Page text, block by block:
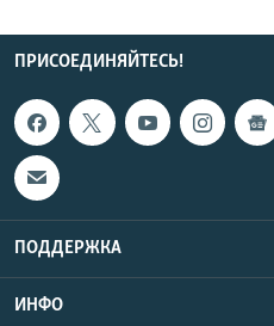
ПРИСОЕДИНЯЙТЕСЬ!
ПОДДЕРЖКА
ИНФО